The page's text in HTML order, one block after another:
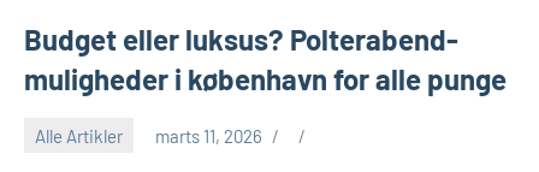
Budget eller luksus? Polterabend-
muligheder i københavn for alle punge
Alle Artikler marts 11, 2026